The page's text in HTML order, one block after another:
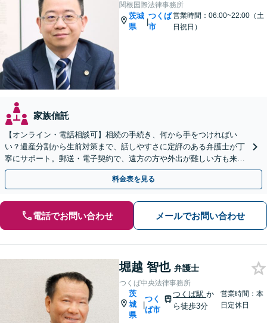
関根国際法律事務所
茨城
県
|
つくば
市
営業時間：06:00~22:00（土
日祝日）
家族信託
【オンライン・電話相談可】相続の手続き、何から手をつければい
い？遺産分割から生前対策まで、話しやすさに定評のある弁護士が丁
寧にサポート。郵送・電子契約で、遠方の方や外出が難しい方も来所
不要で即日着手が可能です。まずはご相談ください。
料金表を見る
電話でお問い合わせ メールでお問い合わせ
堀越 智也 弁護士
つくば中央法律事務所
茨
城
県
|
つく
ば市
つくば駅か
ら徒歩3分
営業時間：本
日定休日